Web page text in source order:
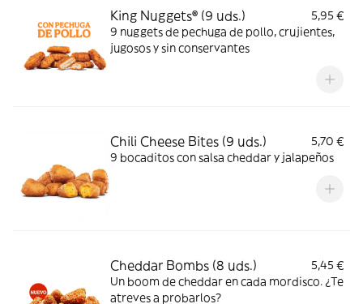
King Nuggets® (9 uds.)
5,95 €
9 nuggets de pechuga de pollo, crujientes,
jugosos y sin conservantes
Chili Cheese Bites (9 uds.)
5,70 €
9 bocaditos con salsa cheddar y jalapeños
Cheddar Bombs (8 uds.)
5,45 €
Un boom de cheddar en cada mordisco. ¿Te
atreves a probarlos?